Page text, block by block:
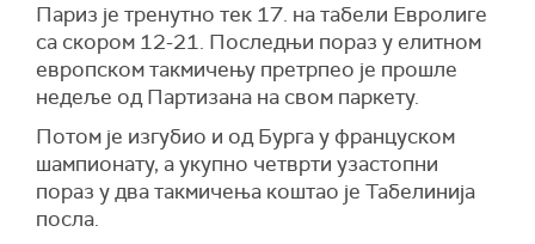
Париз је тренутно тек 17. на табели Евролиге
са скором 12-21. Последњи пораз у елитном
европском такмичењу претрпео је прошле
недеље од Партизана на свом паркету.
Потом је изгубио и од Бурга у француском
шампионату, а укупно четврти узастопни
пораз у два такмичења коштао је Табелинија
посла.